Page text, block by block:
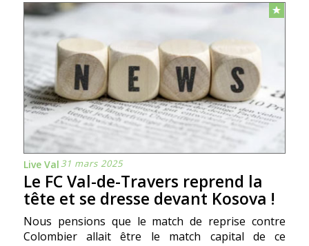
Live Val31 mars 2025
Le FC Val-de-Travers reprend la
tête et se dresse devant Kosova !
Nous pensions que le match de reprise contre
Colombier allait être le match capital de ce